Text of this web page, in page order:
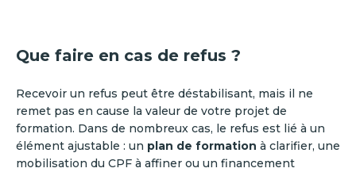
Que faire en cas de refus ?
Recevoir un refus peut être déstabilisant, mais il ne
remet pas en cause la valeur de votre projet de
formation. Dans de nombreux cas, le refus est lié à un
élément ajustable : un plan de formation à clarifier, une
mobilisation du CPF à affiner ou un financement